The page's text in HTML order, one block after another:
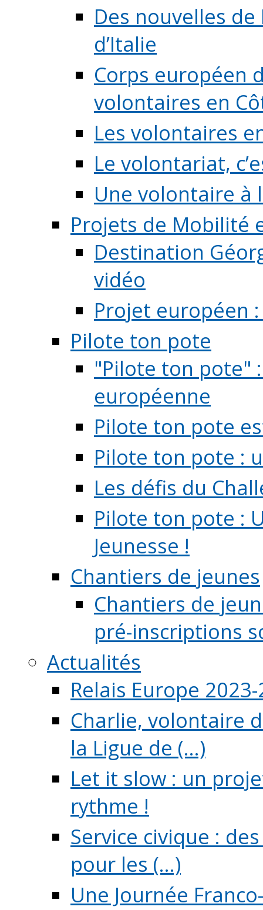
Des nouvelles
d’Italie
Corps européen
volontaires en
Les volontaires
Le volontariat,
Une volontaire à
Projets de Mobilité
Destination
vidéo
Projet européen
Pilote ton pote
"Pilote ton pote"
européenne
Pilote ton pote
Pilote ton pote :
Les défis du
Pilote ton pote :
Jeunesse !
Chantiers de jeunes
Chantiers de
pré-inscriptions
Actualités
Relais Europe
Charlie, volontaire
la Ligue de (...)
Let it slow : un
rythme !
Service civique :
pour les (...)
Une Journée